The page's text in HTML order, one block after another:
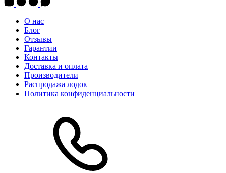
О нас
Блог
Отзывы
Гарантии
Контакты
Доставка и оплата
Производители
Распродажа лодок
Политика конфиденциальности